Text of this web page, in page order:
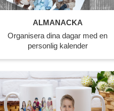
ALMANACKA
Organisera dina dagar med en
personlig kalender